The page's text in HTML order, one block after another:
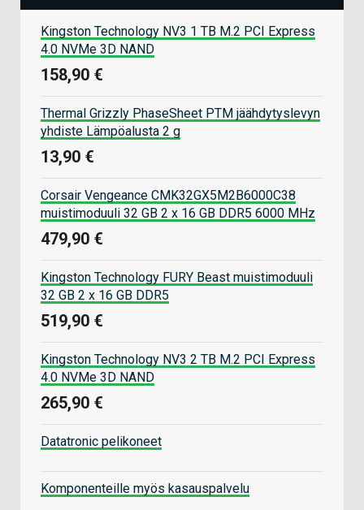
Kingston Technology NV3 1 TB M.2 PCI Express
4.0 NVMe 3D NAND
158,90 €
Thermal Grizzly PhaseSheet PTM jäähdytyslevyn
yhdiste Lämpöalusta 2 g
13,90 €
Corsair Vengeance CMK32GX5M2B6000C38
muistimoduuli 32 GB 2 x 16 GB DDR5 6000 MHz
479,90 €
Kingston Technology FURY Beast muistimoduuli
32 GB 2 x 16 GB DDR5
519,90 €
Kingston Technology NV3 2 TB M.2 PCI Express
4.0 NVMe 3D NAND
265,90 €
Datatronic pelikoneet
Komponenteille myös kasauspalvelu